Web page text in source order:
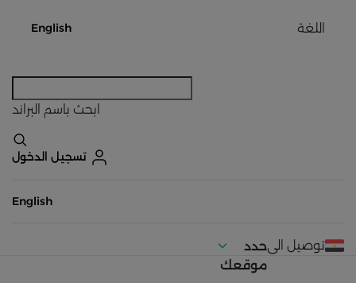
اللغة English
ابحث باسم البراند
تسجيل الدخول
English
توصيل الىحدد
موقعك